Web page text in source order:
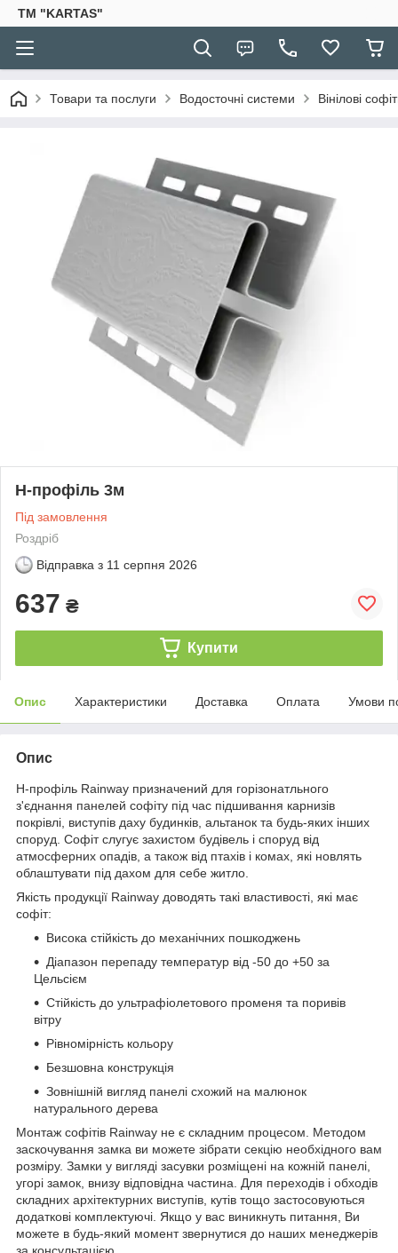
TM "KARTAS"
Товари та послуги Водосточні системи Вінілові
H-профіль 3м
Під замовлення
Роздріб
Відправка з 11 серпня 2026
637 ₴
Купити
Опис Характеристики Доставка Оплата Умови
Опис
H-профіль Rainway призначений для горізонатльного
з'єднання панелей софіту під час підшивання карнизів
покрівлі, виступів даху будинків, альтанок та будь-яких інших
споруд. Софіт слугує захистом будівель і споруд від
атмосферних опадів, а також від птахів і комах, які новлять
облаштувати під дахом для себе житло.
Якість продукції Rainway доводять такі властивості, які має
софіт:
Висока стійкість до механічних пошкоджень
Діапазон перепаду температур від -50 до +50 за
Цельсієм
Стійкість до ультрафіолетового променя та поривів
вітру
Рівномірність кольору
Безшовна конструкція
Зовнішній вигляд панелі схожий на малюнок
натурального дерева
Монтаж софітів Rainway не є складним процесом. Методом
заскочування замка ви можете зібрати секцію необхідного вам
розміру. Замки у вигляді засувки розміщені на кожній панелі,
угорі замок, внизу відповідна частина. Для переходів і обходів
складних архітектурних виступів, кутів тощо застосовуються
додаткові комплектуючі. Якщо у вас виникнуть питання, Ви
можете в будь-який момент звернутися до наших менеджерів
за консультацією.